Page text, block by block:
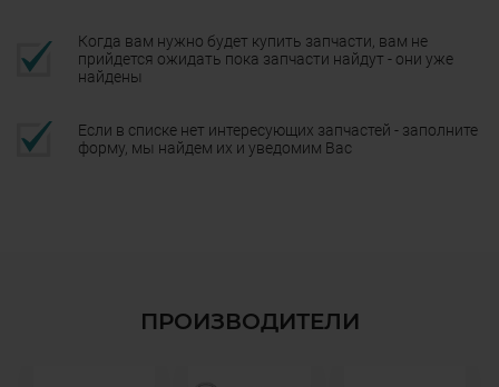
Когда вам нужно будет купить запчасти, вам не
прийдется ожидать пока запчасти найдут - они уже
найдены
Если в списке нет интересующих запчастей - заполните
форму, мы найдем их и уведомим Вас
ПРОИЗВОДИТЕЛИ